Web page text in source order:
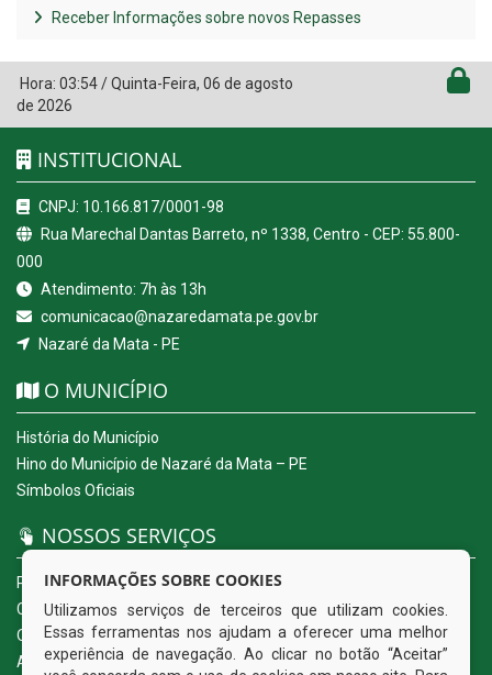
Receber Informações sobre novos Repasses
Hora: 03:54/Quinta-Feira, 06 de agosto
de 2026
INSTITUCIONAL
CNPJ: 10.166.817/0001-98
Rua Marechal Dantas Barreto, nº 1338, Centro - CEP: 55.800-
000
Atendimento: 7h às 13h
comunicacao@nazaredamata.pe.gov.br
Nazaré da Mata - PE
O MUNICÍPIO
História do Município
Hino do Município de Nazaré da Mata – PE
Símbolos Oficiais
NOSSOS SERVIÇOS
Portal da Transparência
Carta de Serviços ao Usuário
Ouvidoria Eletrônica
Acesso a Informação (eSIC)
INFORMAÇÕES SOBRE COOKIES
Utilizamos serviços de terceiros que utilizam cookies.
Essas ferramentas nos ajudam a oferecer uma melhor
experiência de navegação. Ao clicar no botão “Aceitar”